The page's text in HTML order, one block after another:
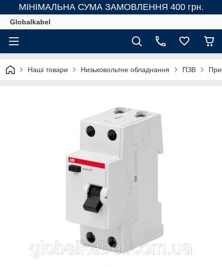
МІНІМАЛЬНА СУМА ЗАМОВЛЕННЯ 400 грн.
Globalkabel
Наші товари Низьковольтне обладнання ПЗВ